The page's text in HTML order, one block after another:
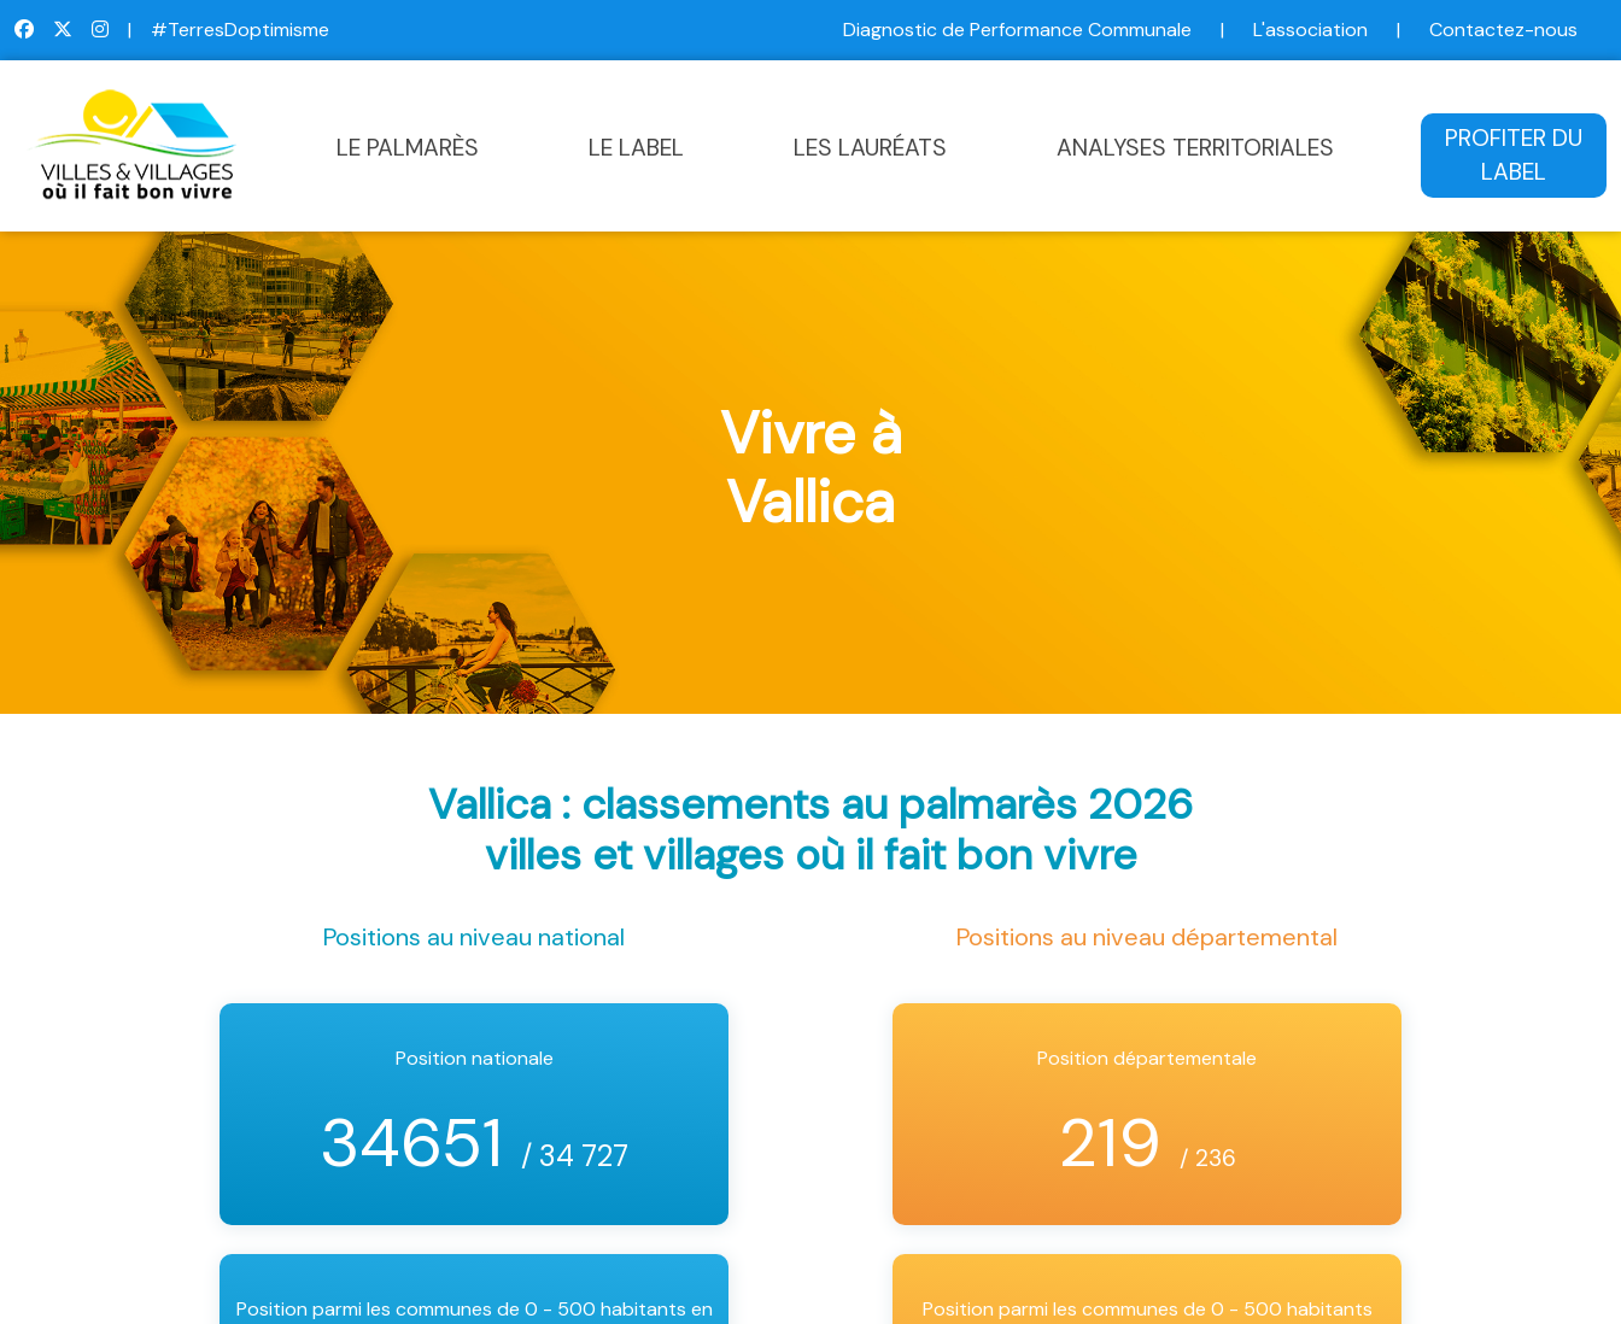
| #TerresDoptimisme Diagnostic de Performance Communale | L'association | Contactez-nous
LE PALMARÈS LE LABEL LES LAURÉATS ANALYSES TERRITORIALES
PROFITER DU
LABEL
Vivre à
Vallica
Vallica : classements au palmarès 2026
villes et villages où il fait bon vivre
Positions au niveau national
Position nationale
34651 / 34 727
Position parmi les communes de 0 - 500 habitants en
Positions au niveau départemental
Position départementale
219 / 236
Position parmi les communes de 0 - 500 habitants